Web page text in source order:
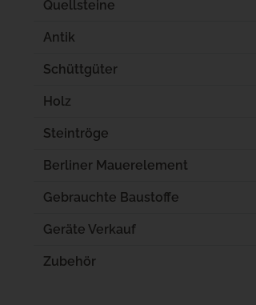
Quellsteine
Antik
Schüttgüter
Holz
Steintröge
Berliner Mauerelement
Gebrauchte Baustoffe
Geräte Verkauf
Zubehör